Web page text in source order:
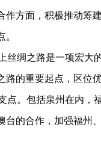
作方面，积极推动筹
丝绸之路是一项宏大
路的重要起点，区位
点。包括泉州在内
台的合作，加强福州